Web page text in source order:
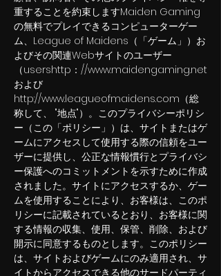
重することを約束しますMaiden Gaming
の無料でプレイできるコンピューターゲー
ム、League of Maidens（「ゲーム」）お
よびその関連Webサイトのユーザー
（usershttp：//www.maidengaming.net
および
http://www.leagueofmaidens.com （総
称して、 "地点"）。このプライバシーポリシ
ー（この「ポリシー」）は、サイトまたはゲ
ームにアクセスして使用する際の信頼をユー
ザーに提供し、公正な情報慣行とプライバシ
ー保護へのコミットメントを示すために作成
されました。サイトにアクセスするか、ゲー
ムを使用することにより、お客様は、このポ
リシーに記載されているとおり、お客様に関
する情報の収集、使用、保管、削除、および
開示に同意するものとします。このポリシー
は、サイトおよびゲームにのみ適用され、サ
イトからアクセスできる他のサードパーティ